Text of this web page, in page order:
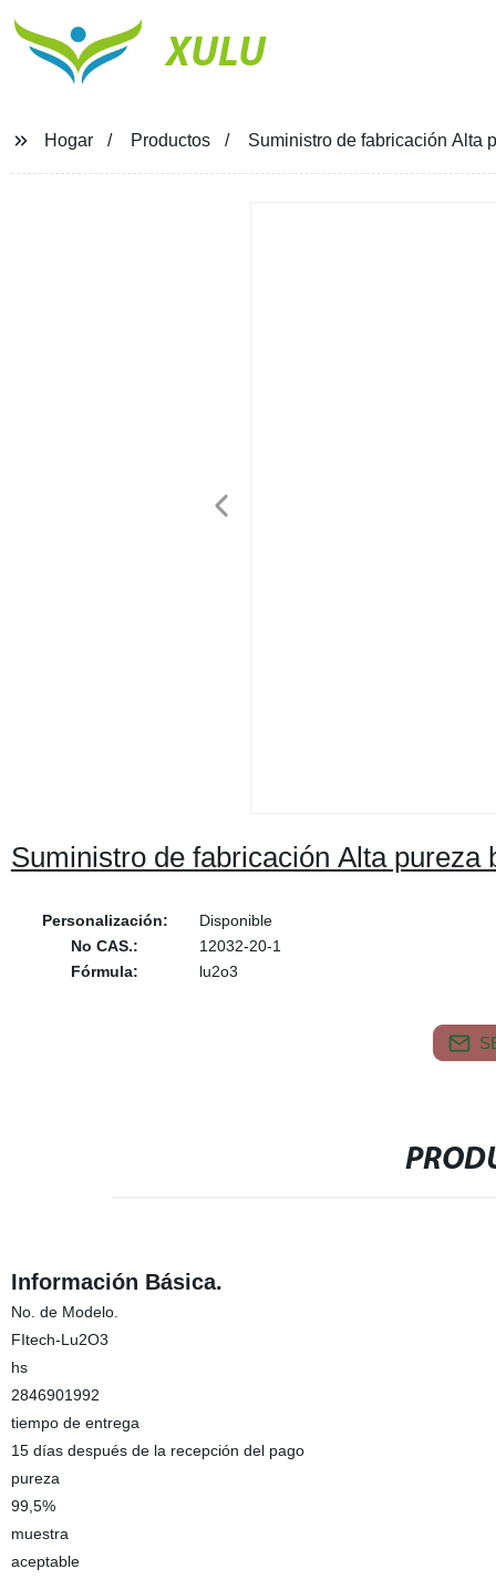
XULU
Hogar Productos Suministro de fabricación Alta
Suministro de fabricación Alta pureza
Personalización:
Disponible
No CAS.:
12032-20-1
Fórmula:
lu2o3
Información Básica.
No. de Modelo.
FItech-Lu2O3
hs
2846901992
tiempo de entrega
15 días después de la recepción del pago
pureza
99,5%
muestra
aceptable